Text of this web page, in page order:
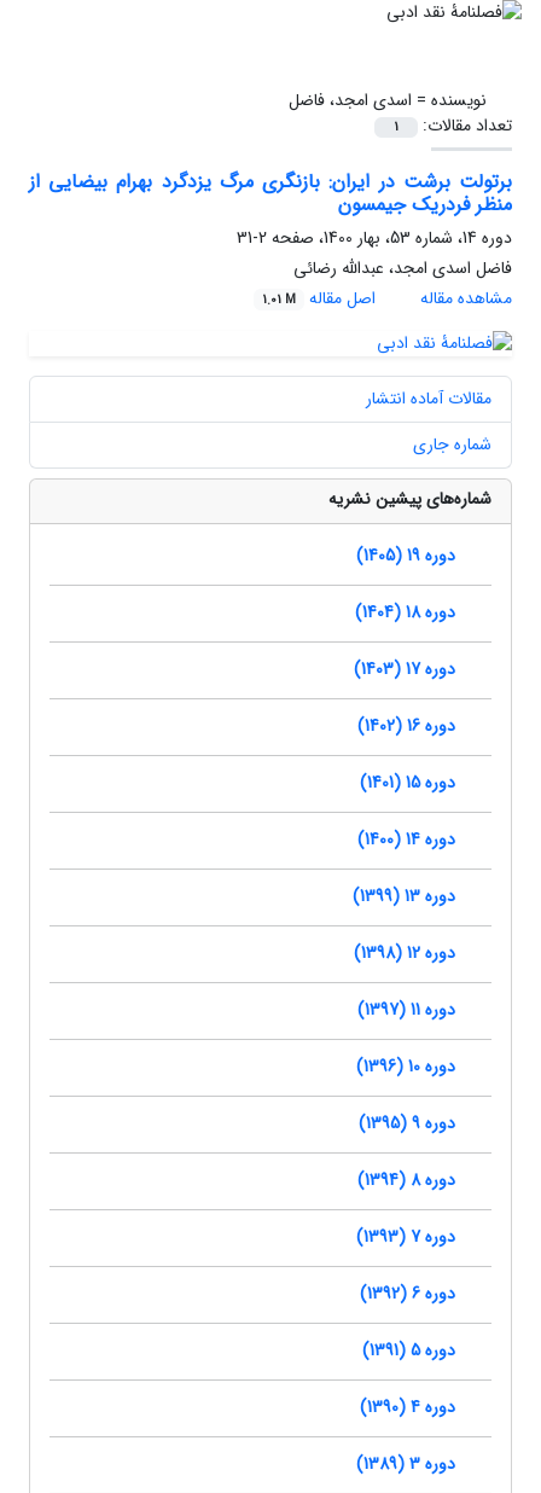
نویسنده = اسدی امجد، فاضل
تعداد مقالات:
1
برتولت برشت در ایران: بازنگری مرگ یزدگرد بهرام بیضایی از
منظر فردریک جیمسون
دوره 14، شماره 53، بهار 1400، صفحه
2-31
فاضل اسدی امجد، عبدالله رضائی
مشاهده مقاله
اصل مقاله 1.01 M
مقالات آماده انتشار
شماره جاری
شماره‌های پیشین نشریه
دوره 19 (1405)
دوره 18 (1404)
دوره 17 (1403)
دوره 16 (1402)
دوره 15 (1401)
دوره 14 (1400)
دوره 13 (1399)
دوره 12 (1398)
دوره 11 (1397)
دوره 10 (1396)
دوره 9 (1395)
دوره 8 (1394)
دوره 7 (1393)
دوره 6 (1392)
دوره 5 (1391)
دوره 4 (1390)
دوره 3 (1389)